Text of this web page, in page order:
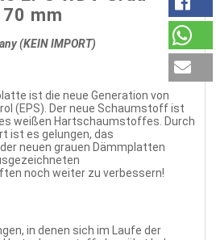
mm
(KEIN IMPORT)
ist die neue Generation von
(EPS). Der neue Schaumstoff ist
weißen Hartschaumstoffes. Durch
ist es gelungen, das
neuen grauen Dämmplatten
noch weiter zu verbessern!
in denen sich im Laufe der